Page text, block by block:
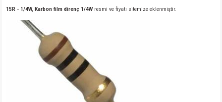
15R - 1/4W, Karbon film direnç 1/4Wresmi ve fiyatı sitemize eklenmiştir.